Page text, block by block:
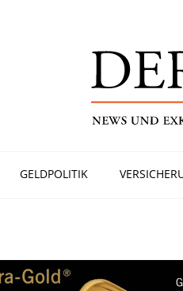
GELDPOLITIK